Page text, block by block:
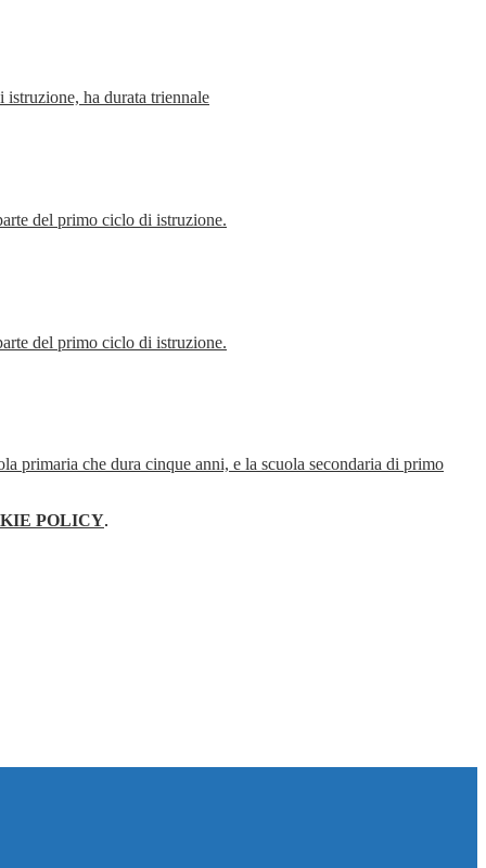
istruzione, ha durata triennale
del primo ciclo di istruzione.
del primo ciclo di istruzione.
primaria che dura cinque anni, e la scuola secondaria di primo
POLICY.